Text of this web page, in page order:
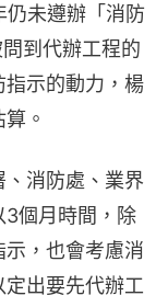
仍未遵辦「消防
到代辦工程的
示的動力，楊
。
消防處、業界
3個月時間，除
，也會考慮消
出要先代辦工